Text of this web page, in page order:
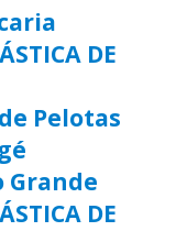
DE
Pelotas
Grande
DE